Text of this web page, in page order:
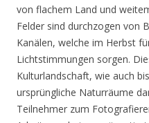
von flachem Land und
Felder sind durchzogen von
Kanälen, welche im Herbst
Lichtstimmungen sorgen.
Kulturlandschaft, wie auch
ursprüngliche Naturräume
Teilnehmer zum